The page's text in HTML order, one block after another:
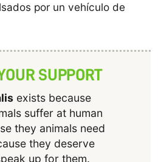
por un vehículo de
SUPPORT
exists because
suffer at human
they animals need
they deserve
up for them.